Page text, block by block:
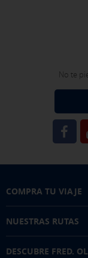
No te
COMPRA TU VIAJE
NUESTRAS RUTAS
DESCUBRE FRED.